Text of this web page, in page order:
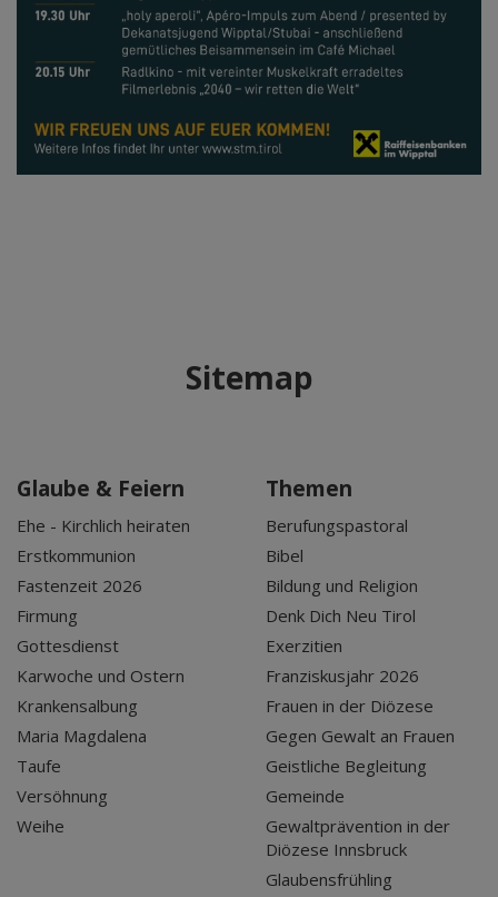
Sitemap
Glaube & Feiern
Ehe - Kirchlich heiraten
Erstkommunion
Fastenzeit 2026
Firmung
Gottesdienst
Karwoche und Ostern
Krankensalbung
Maria Magdalena
Taufe
Versöhnung
Weihe
Themen
Berufungspastoral
Bibel
Bildung und Religion
Denk Dich Neu Tirol
Exerzitien
Franziskusjahr 2026
Frauen in der Diözese
Gegen Gewalt an Frauen
Geistliche Begleitung
Gemeinde
Gewaltprävention in der
Diözese Innsbruck
Glaubensfrühling